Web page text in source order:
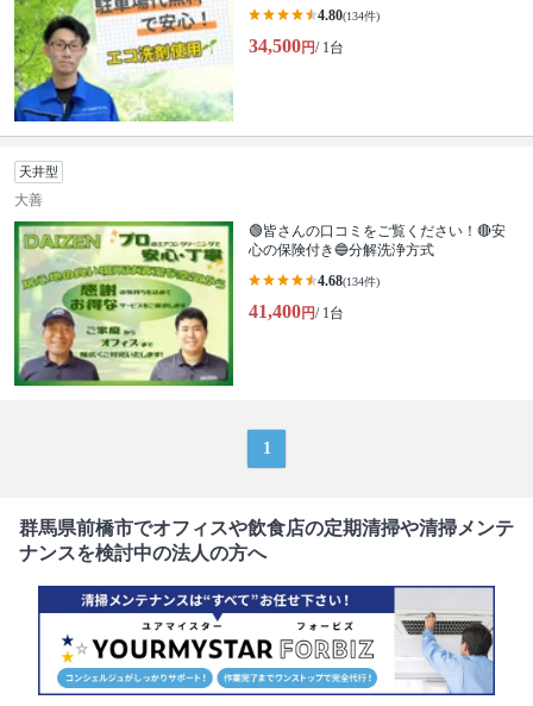
4.80(134件)
34,500円/ 1台
天井型
大善
🟢皆さんの口コミをご覧ください！🔴安
心の保険付き🔵分解洗浄方式
4.68(134件)
41,400円/ 1台
1
群馬県前橋市でオフィスや飲食店の定期清掃や清掃メンテ
ナンスを検討中の法人の方へ